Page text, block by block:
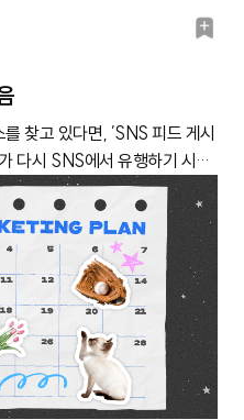
리밭, 노들섬, 방화수류정, 한강
, 데이식스 원필, 10CM이벤
봄, 전주국제영화제, 서울숲튤
제노래: 나만 봄(볼빨간 사춘
말고(하이포&아이유), 졸업
션) 기타: 자전거, 피크닉, 대
새학기 프로모션, 청자켓 코디,
꽃 에디션✔ 캐릭터·아이돌 생
는 캐릭터, 인물로는 ‘폼폼푸
이유는 그들의 생일이 봄이기 때
, 데이식스 원필 생일: 4월 28
버의 생일이 있는 계절을 특별
스트리밍 플랫폼 ‘벅스’에서
지 않고 관성적으로 광고를 집행
말이죠.그래서 캐릿이 준비했
/ 유튜브/ 엑스(구 트위터)/ 블
용하는 SNS 플랫폼 ② SNS 플
영역 ③ 이전과 달라진 SNS
설문 데이터와 Z세대의 정성 인
다. 1. Z세대가 생각하는 SNS
재 사용하는 SNS 플랫폼을 물
은 단연 ‘인스타그램
인스타그램과 유튜브가 여전
이용되는 플랫폼이라는 점을
순위를 차지한 것은 ‘틱톡
년생인 고등학교 1학년까지 Z
령층이 초·중학생 알파세대인
찾고 있다면, ’SNS 피드 게시
다시 SNS에서 유행하기 시작
빠르게 공유하는 데 집중하던
리기 시작한 겁니다. 패션이나
이 많은 관심을 받고 있고요. 감
인플루언서는 ‘피꾸 장인’이라
있어요.요즘 ‘피꾸’ 잘하는 계
면, 그냥 지나치지 않고 꼭 팔로
는 사람들을 두고 ‘MZ력이 높
재미있게 표현한 것이지만, 그
들은 요즘 아이브 ‘레이’의 피
북